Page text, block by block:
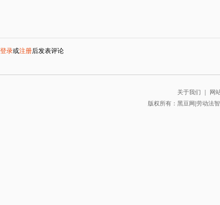
登录或注册后发表评论
关于我们 ｜ 网
版权所有：黑豆网|劳动